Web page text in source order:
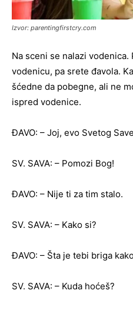
Izvor: parentingfirstcry.com
Na sceni se nalazi vodenica.
vodenicu, pa srete đavola.
šćedne da pobegne, ali ne
ispred vodenice.
ĐAVO: – Joj, evo Svetog
SV. SAVA: – Pomozi Bog!
ĐAVO: – Nije ti za tim stalo.
SV. SAVA: – Kako si?
ĐAVO: – Šta je tebi briga
SV. SAVA: – Kuda hoćeš?